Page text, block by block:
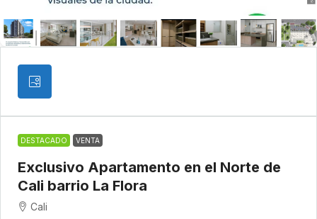
DESTACADO VENTA
Exclusivo Apartamento en el Norte de
Cali barrio La Flora
Cali